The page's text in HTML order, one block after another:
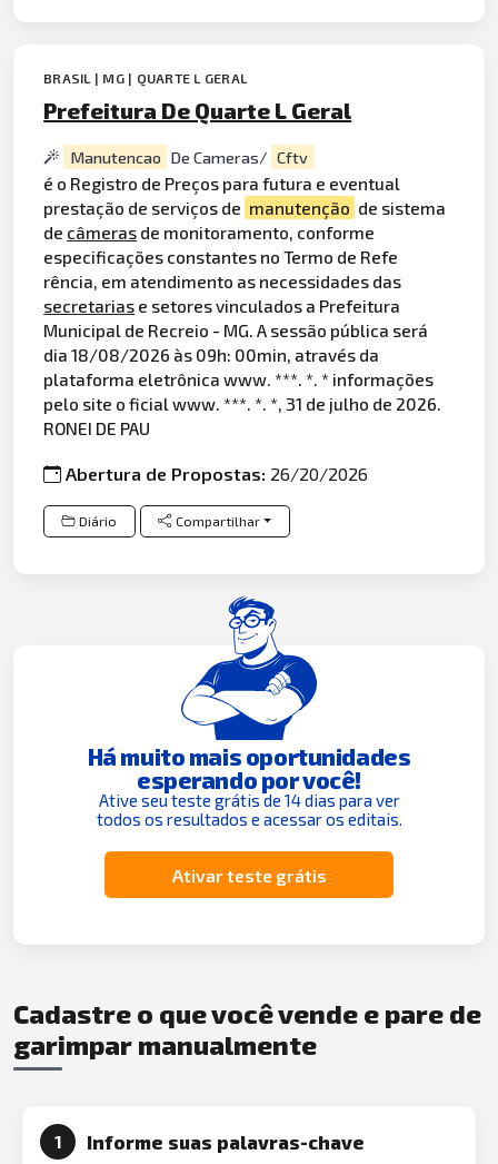
BRASIL | MG | QUARTE L GERAL
Prefeitura De Quarte L Geral
Manutencao De Cameras/ Cftv
é o Registro de Preços para futura e eventual
prestação de serviços de manutenção de sistema
de câmeras de monitoramento, conforme
especificações constantes no Termo de Refe
rência, em atendimento as necessidades das
secretarias e setores vinculados a Prefeitura
Municipal de Recreio - MG. A sessão pública será
dia 18/08/2026 às 09h: 00min, através da
plataforma eletrônica www. ***. *. * informações
pelo site o ficial www. ***. *. *, 31 de julho de 2026.
RONEI DE PAU
Abertura de Propostas: 26/20/2026
Diário Compartilhar
Há muito mais oportunidades
esperando por você!
Ative seu teste grátis de 14 dias para ver
todos os resultados e acessar os editais.
Ativar teste grátis
Cadastre o que você vende e pare de
garimpar manualmente
1 Informe suas palavras-chave